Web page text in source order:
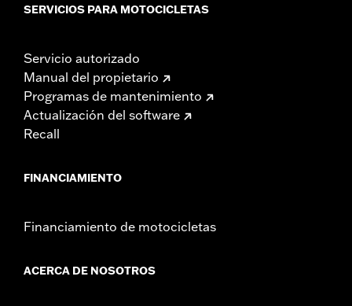
SERVICIOS PARA MOTOCICLETAS
Servicio autorizado
Manual del propietario
Programas de mantenimiento
Actualización del software
Recall
FINANCIAMIENTO
Financiamiento de motocicletas
ACERCA DE NOSOTROS